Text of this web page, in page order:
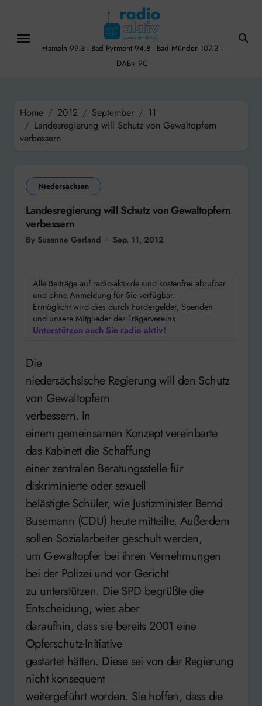
content
Hameln 99.3 - Bad Pyrmont 94.8 - Bad Münder 107.2 -
DAB+ 9C
Home 2012 September
11
Landesregierung will Schutz von Gewaltopfern
verbessern
Niedersachsen
Landesregierung will Schutz von Gewaltopfern
verbessern
By Susanne Gerland Sep. 11, 2012
Alle Beiträge auf radio-aktiv.de sind kostenfrei abrufbar
und ohne Anmeldung für Sie verfügbar.
Ermöglicht wird dies durch Fördergelder, Spenden
und unsere Mitglieder des Trägervereins.
Unterstützen auch Sie radio aktiv!
Die
niedersächsische Regierung will den Schutz
von Gewaltopfern
verbessern. In
einem gemeinsamen Konzept vereinbarte
das Kabinett die Schaffung
einer zentralen Beratungsstelle für
diskriminierte oder sexuell
belästigte Schüler, wie Justizminister Bernd
Busemann (CDU) heute mitteilte. Außerdem
sollen Sozialarbeiter geschult werden,
um Gewaltopfer bei ihren Vernehmungen
bei der Polizei und vor Gericht
zu unterstützen. Die SPD begrüßte die
Entscheidung, wies aber
daraufhin, dass sie bereits 2001 eine
Opferschutz-Initiative
gestartet hätten. Diese sei von der Regierung
nicht konsequent
weitergeführt worden. Sie hoffen, dass die